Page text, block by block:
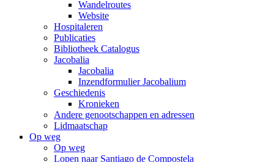
Wandelroutes
Website
Hospitaleren
Publicaties
Bibliotheek Catalogus
Jacobalia
Jacobalia
Inzendformulier Jacobalium
Geschiedenis
Kronieken
Andere genootschappen en adressen
Lidmaatschap
Op weg
Op weg
Lopen naar Santiago de Compostela